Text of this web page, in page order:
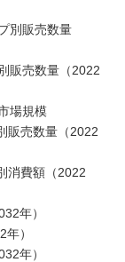
別販売数量
販売数量（2022
場規模
販売数量（2022
消費額（2022
年）
）
年）